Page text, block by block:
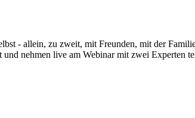
- allein, zu zweit, mit Freunden, mit der
nehmen live am Webinar mit zwei Experten